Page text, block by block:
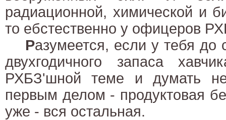
радиационной, химической и
то ебстественно у офицеров
Разумеется, если у тебя
двухгодичного запаса
РХБЗ'шной теме и думать
первым делом - продуктовая
уже - вся остальная.